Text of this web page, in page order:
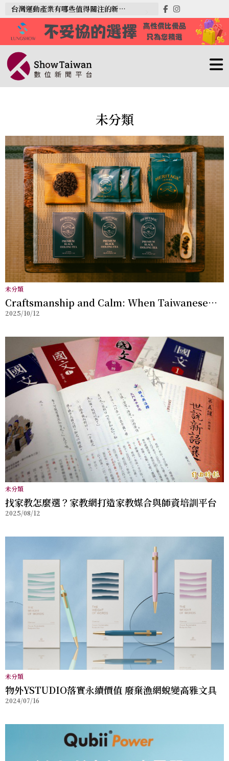
台灣運動產業有哪些值得關注的新趨勢？
未分類
未分類
Craftsmanship and Calm: When Taiwanese
Tea Tradition Meets Boston’s South End
2025/10/12
未分類
找家教怎麼選？家教網打造家教媒合與師資培訓平台
2025/08/12
未分類
物外YSTUDIO落實永續價值 廢棄漁網蛻變高雅文具
2024/07/16